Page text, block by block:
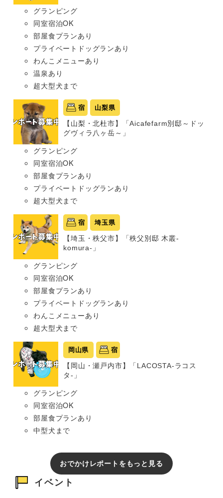
グランピング
同室宿泊OK
部屋食プランあり
プライベートドッグランあり
わんこメニューあり
温泉あり
超大型犬まで
宿 山梨県
【山梨・北杜市】「Aicafefarm別邸～ドッ
グヴィラ八ヶ岳～」
グランピング
同室宿泊OK
部屋食プランあり
プライベートドッグランあり
超大型犬まで
宿 埼玉県
【埼玉・秩父市】「秩父別邸 木叢-
komura-」
グランピング
同室宿泊OK
部屋食プランあり
プライベートドッグランあり
わんこメニューあり
超大型犬まで
岡山県 宿
【岡山・瀬戸内市】「LACOSTA-ラコス
タ-」
グランピング
同室宿泊OK
部屋食プランあり
中型犬まで
おでかけレポートをもっと見る
イベント